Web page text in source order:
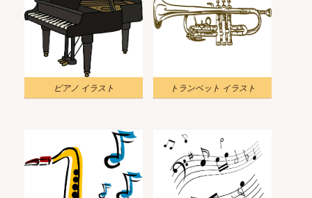
ピアノ イラスト トランペット イラスト